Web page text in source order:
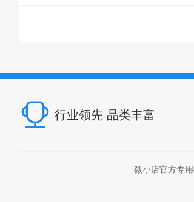
行业领先 品类丰富
微小店官方专